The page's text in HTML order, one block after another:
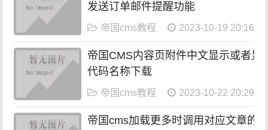
发送订单邮件提醒功能
帝国cms教程 2023-10-19 20:16:14
帝国CMS内容页附件中文显示或者显
代码名称下载
帝国cms教程 2023-10-22 20:29:05
帝国cms加载更多时调用对应文章的